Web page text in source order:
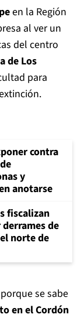
en la Región
al ver un
del centro
de Los
para
contra
y
anotarse
fiscalizan
de
norte de
se sabe
en el Cordón